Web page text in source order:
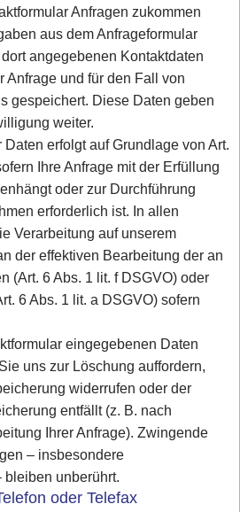
Anfragen zukommen
aus dem Anfrageformular
angegebenen Kontaktdaten
und für den Fall von
gespeichert. Diese Daten geben
weiter.
erfolgt auf Grundlage von Art.
Ihre Anfrage mit der Erfüllung
oder zur Durchführung
erforderlich ist. In allen
Verarbeitung auf unserem
der effektiven Bearbeitung der an
(Art. 6 Abs. 1 lit. f DSGVO) oder
6 Abs. 1 lit. a DSGVO) sofern
eingegebenen Daten
uns zur Löschung auffordern,
widerrufen oder der
entfällt (z. B. nach
Ihrer Anfrage). Zwingende
– insbesondere
unberührt.
oder Telefax